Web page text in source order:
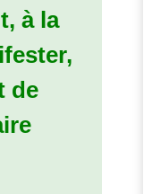
à la
de